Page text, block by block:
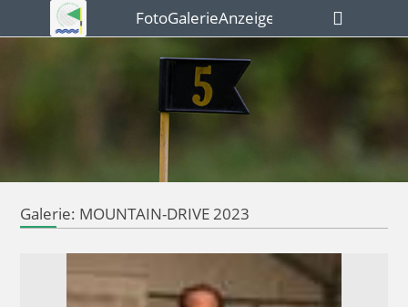
FotoGalerieAnzeigen
Galerie: MOUNTAIN-DRIVE 2023